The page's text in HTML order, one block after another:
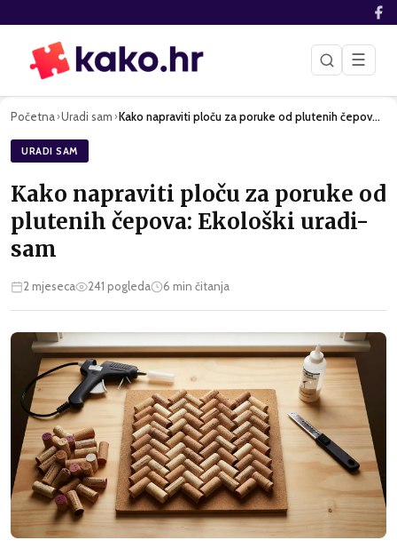
☰
Početna›Uradi sam › Kako napraviti ploču za poruke od plutenih čepova: Ekološki …
URADI SAM
Kako napraviti ploču za poruke od
plutenih čepova: Ekološki uradi-
sam
2 mjeseca 241 pogleda 6 min čitanja